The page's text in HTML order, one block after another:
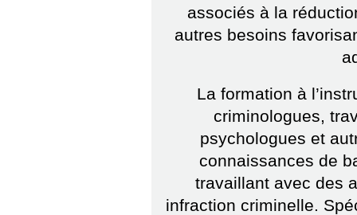
associés à la
autres besoins
La formation à
criminologues,
psychologues et
connaissances de
travaillant avec des
infraction criminelle.